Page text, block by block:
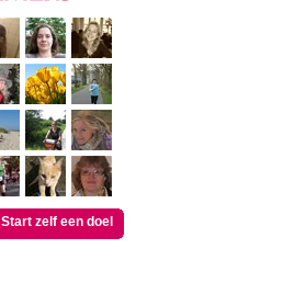
Start zelf een doel